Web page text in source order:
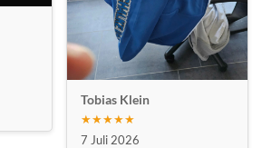
Tobias Klein
★★★★★
7 Juli 2026